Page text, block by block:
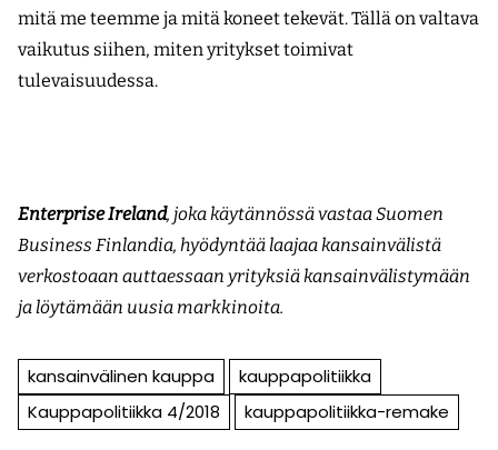
mitä me teemme ja mitä koneet tekevät. Tällä on valtava
vaikutus siihen, miten yritykset toimivat
tulevaisuudessa.
Enterprise Ireland, joka käytännössä vastaa Suomen
Business Finlandia, hyödyntää laajaa kansainvälistä
verkostoaan auttaessaan yrityksiä kansainvälistymään
ja löytämään uusia markkinoita.
kansainvälinen kauppa
kauppapolitiikka
Kauppapolitiikka 4/2018
kauppapolitiikka-remake